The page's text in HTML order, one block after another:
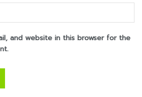
and website in this browser for the